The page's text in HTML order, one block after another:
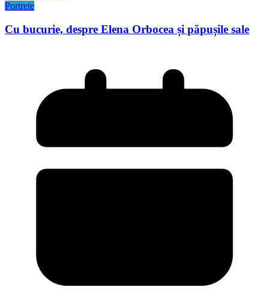
Portrete
Cu bucurie, despre Elena Orbocea și păpușile sale